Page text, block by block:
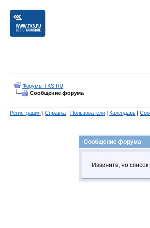
Форумы TKS.RU
Сообщение форума
Регистрация | Справка | Пользователи | Календарь |
Сообщение форума
Извините, но